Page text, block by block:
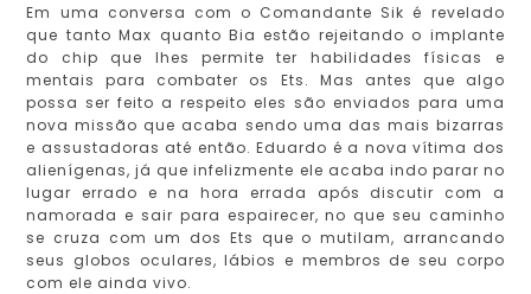
Em uma conversa com o Comandante Sik é revelado
que tanto Max quanto Bia estão rejeitando o implante
do chip que lhes permite ter habilidades físicas e
mentais para combater os Ets. Mas antes que algo
possa ser feito a respeito eles são enviados para uma
nova missão que acaba sendo uma das mais bizarras
e assustadoras até então. Eduardo é a nova vítima dos
alienígenas, já que infelizmente ele acaba indo parar no
lugar errado e na hora errada após discutir com a
namorada e sair para espairecer, no que seu caminho
se cruza com um dos Ets que o mutilam, arrancando
seus globos oculares, lábios e membros de seu corpo
com ele ainda vivo.